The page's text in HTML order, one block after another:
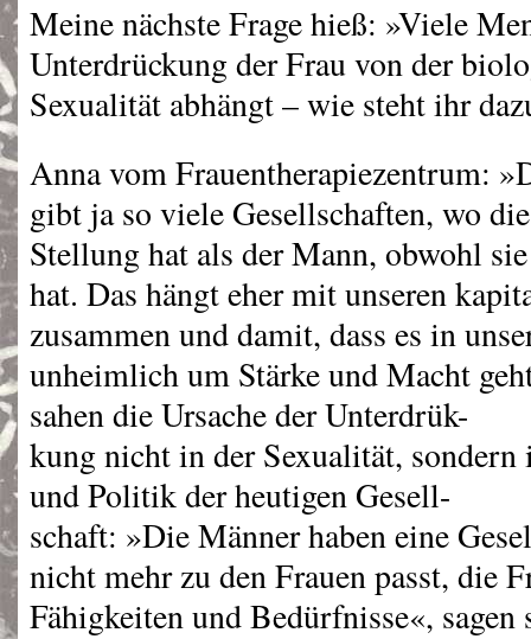
Meine nächste Frage hieß: »Viele
Unterdrückung der Frau von der
Sexualität abhängt – wie steht ihr
Anna vom Frauentherapiezentrum:
gibt ja so viele Gesellschaften, wo
Stellung hat als der Mann, obwohl
hat. Das hängt eher mit unseren
zusammen und damit, dass es in
unheimlich um Stärke und Macht
sahen die Ursache der Unterdrük-
kung nicht in der Sexualität,
und Politik der heutigen Gesell-
schaft: »Die Männer haben eine
nicht mehr zu den Frauen passt, die
Fähigkeiten und Bedürfnisse«, sagen